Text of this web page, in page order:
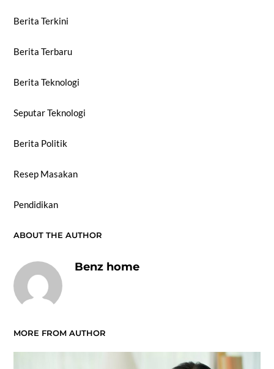
Berita Terkini
Berita Terbaru
Berita Teknologi
Seputar Teknologi
Berita Politik
Resep Masakan
Pendidikan
ABOUT THE AUTHOR
Benz home
MORE FROM AUTHOR